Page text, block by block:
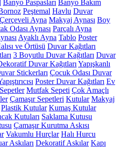
Banyo Paspasları Banyo Bakım
Peştemal Havlu Duvar
Çerçeveli Ayna Makyaj Aynası Boy
Odası Aynası Parçalı Ayna
Ayaklı Ayna Tablo Poster
ve Örtüsü Duvar Kağıtları
3 Boyutlu Duvar Kağıtları Duvar
Duvar Kağıtları Yapışkanlı
Stickerları Çocuk Odası Duvar
Poster Duvar Kağıtları Ev
Sepetler Mutfak Sepeti Çok Amaçlı
Çamaşır Sepetleri Kutular Makyaj
Plastik Kutular Kumaş Kutular
Kutuları Saklama Kutusu
Çamaşır Kurutma Askısı
Vakumlu Hurçlar Halı Hurcu
Askıları Dekoratif Askılar Kapı